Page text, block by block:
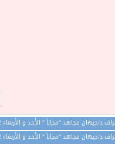
مجاهد "مجاناً " الأحد و الأربعاء 12-2م
مجاهد "مجاناً " الأحد و الأربعاء 12-2م